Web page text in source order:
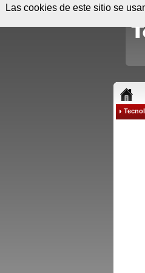
Las cookies de este sitio se